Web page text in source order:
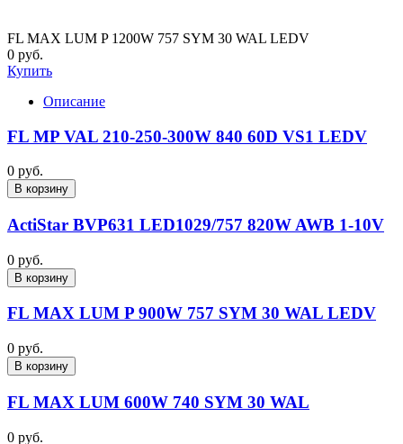
FL MAX LUM P 1200W 757 SYM 30 WAL LEDV
0 руб.
Купить
Описание
FL MP VAL 210-250-300W 840 60D VS1 LEDV
0 руб.
В корзину
ActiStar BVP631 LED1029/757 820W AWB 1-10V
0 руб.
В корзину
FL MAX LUM P 900W 757 SYM 30 WAL LEDV
0 руб.
В корзину
FL MAX LUM 600W 740 SYM 30 WAL
0 руб.